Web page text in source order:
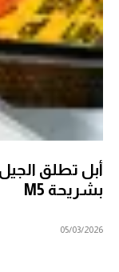
بشريحة M5
05/03/2026